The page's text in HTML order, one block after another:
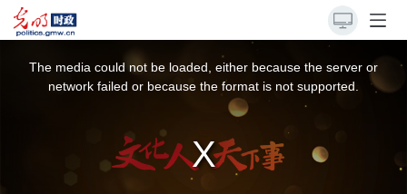
The media could not be loaded, either because the server or
network failed or because the format is not supported.